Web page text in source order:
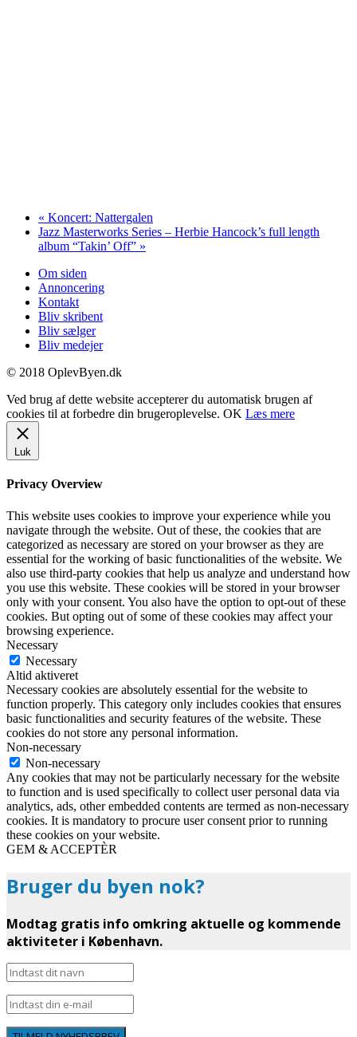
« Koncert: Nattergalen
Jazz Masterworks Series – Herbie Hancock’s full length
album “Takin’ Off” »
Om siden
Annoncering
Kontakt
Bliv skribent
Bliv sælger
Bliv medejer
© 2018 OplevByen.dk
Ved brug af dette website accepterer du automatisk brugen af
cookies til at forbedre din brugeroplevelse. OK Læs mere
Luk
Privacy Overview
This website uses cookies to improve your experience while you
navigate through the website. Out of these, the cookies that are
categorized as necessary are stored on your browser as they are
essential for the working of basic functionalities of the website. We
also use third-party cookies that help us analyze and understand how
you use this website. These cookies will be stored in your browser
only with your consent. You also have the option to opt-out of these
cookies. But opting out of some of these cookies may affect your
browsing experience.
Necessary
Necessary
Altid aktiveret
Necessary cookies are absolutely essential for the website to
function properly. This category only includes cookies that ensures
basic functionalities and security features of the website. These
cookies do not store any personal information.
Non-necessary
Non-necessary
Any cookies that may not be particularly necessary for the website
to function and is used specifically to collect user personal data via
analytics, ads, other embedded contents are termed as non-necessary
cookies. It is mandatory to procure user consent prior to running
these cookies on your website.
GEM & ACCEPTÈR
Bruger du byen nok?
Modtag gratis info omkring aktuelle og kommende
aktiviteter i København.